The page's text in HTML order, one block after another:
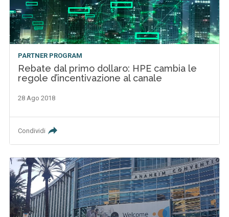
PARTNER PROGRAM
Rebate dal primo dollaro: HPE cambia le
regole d’incentivazione al canale
28 Ago 2018
Condividi